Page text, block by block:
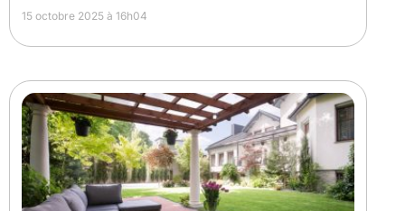
15 octobre 2025 à 16h04